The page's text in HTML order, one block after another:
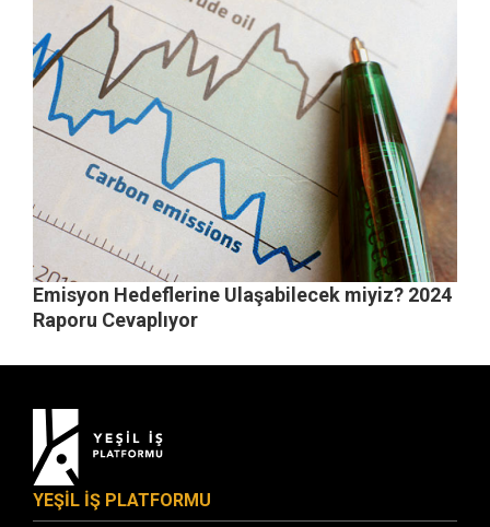
Emisyon Hedeflerine Ulaşabilecek miyiz? 2024
Raporu Cevaplıyor
YEŞİL İŞ PLATFORMU